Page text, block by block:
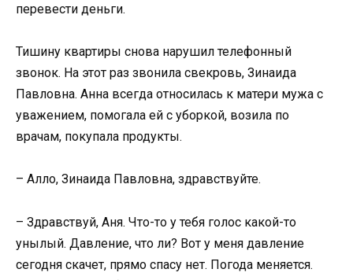
перевести деньги.
Тишину квартиры снова нарушил телефонный
звонок. На этот раз звонила свекровь, Зинаида
Павловна. Анна всегда относилась к матери мужа с
уважением, помогала ей с уборкой, возила по
врачам, покупала продукты.
– Алло, Зинаида Павловна, здравствуйте.
– Здравствуй, Аня. Что-то у тебя голос какой-то
унылый. Давление, что ли? Вот у меня давление
сегодня скачет, прямо спасу нет. Погода меняется.